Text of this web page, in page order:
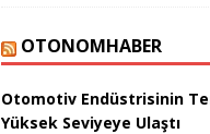
OTONOMHABER
Otomotiv Endüstrisinin
Yüksek Seviyeye Ulaştı